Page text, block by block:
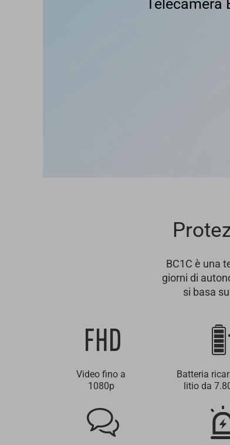
Telecamera
BC1C è una
giorni di
si basa
Video fino a
1080p
Batteria
litio da